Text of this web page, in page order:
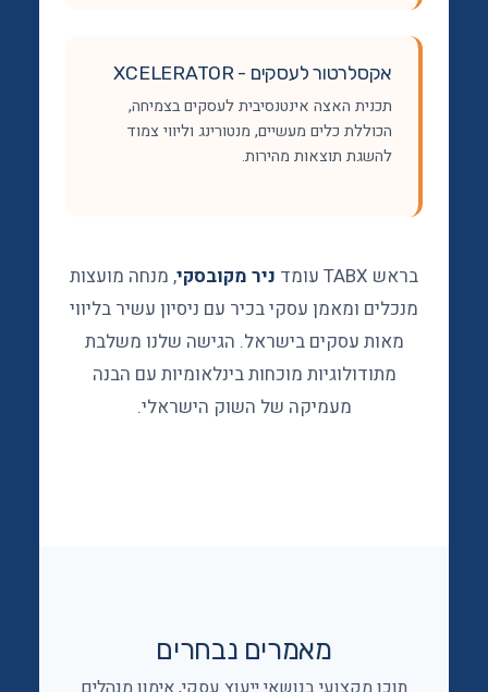
אקסלרטור לעסקים - XCELERATOR
תכנית האצה אינטנסיבית לעסקים בצמיחה,
הכוללת כלים מעשיים, מנטורינג וליווי צמוד
להשגת תוצאות מהירות.
בראש TABX עומד ניר מקובסקי, מנחה מועצות
מנכלים ומאמן עסקי בכיר עם ניסיון עשיר בליווי
מאות עסקים בישראל. הגישה שלנו משלבת
מתודולוגיות מוכחות בינלאומיות עם הבנה
מעמיקה של השוק הישראלי.
מאמרים נבחרים